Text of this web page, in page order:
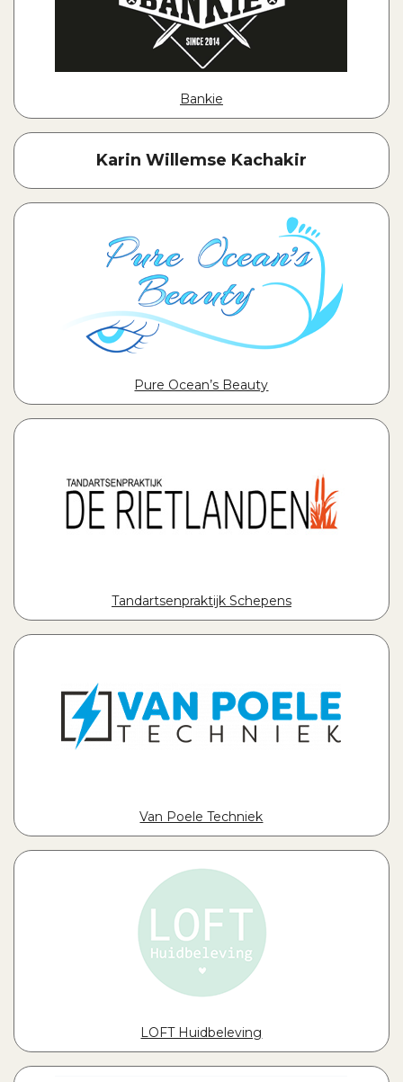
Bankie
Karin Willemse Kachakir
Pure Ocean’s Beauty
Tandartsenpraktijk Schepens
Van Poele Techniek
LOFT Huidbeleving